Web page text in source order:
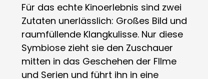
Für das echte Kinoerlebnis sind zwei
Zutaten unerlässlich: Großes Bild und
raumfüllende Klangkulisse. Nur diese
Symbiose zieht sie den Zuschauer
mitten in das Geschehen der FIlme
und Serien und führt ihn in eine